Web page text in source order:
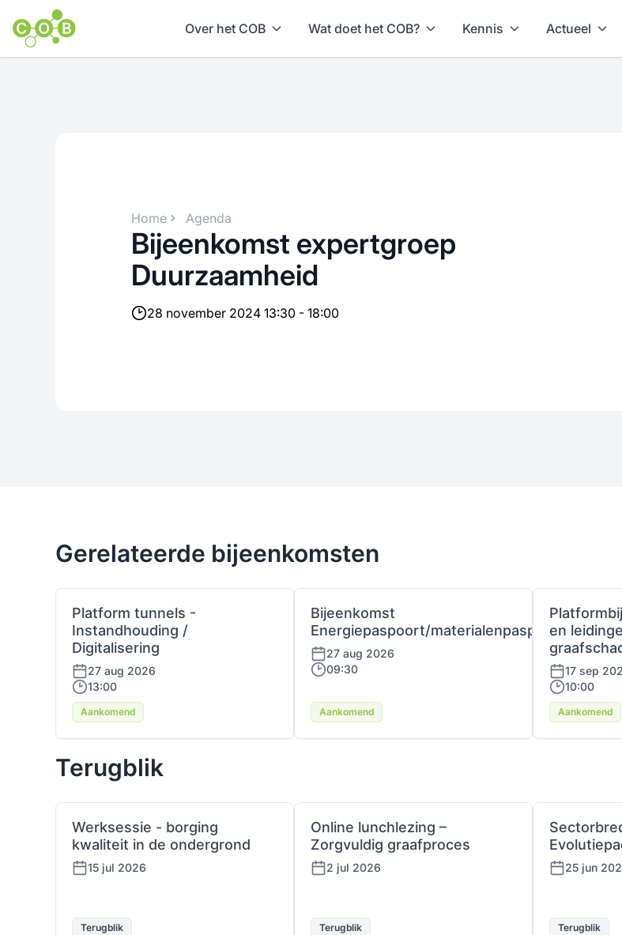
Over het COB Wat doet het COB? Kennis Actueel
Home Agenda
Bijeenkomst expertgroep
Duurzaamheid
28 november 2024 13:30 - 18:00
Gerelateerde bijeenkomsten
Platform tunnels -
Instandhouding /
Digitalisering
27 aug 2026
13:00
Aankomend
Bijeenkomst
Energiepaspoort/materialenpaspoort
27 aug 2026
09:30
Aankomend
en
17 sep
10:00
Aankomend
Terugblik
Werksessie - borging
kwaliteit in de ondergrond
15 jul 2026
Terugblik
Online lunchlezing –
Zorgvuldig graafproces
2 jul 2026
Terugblik
25 jun
Terugblik